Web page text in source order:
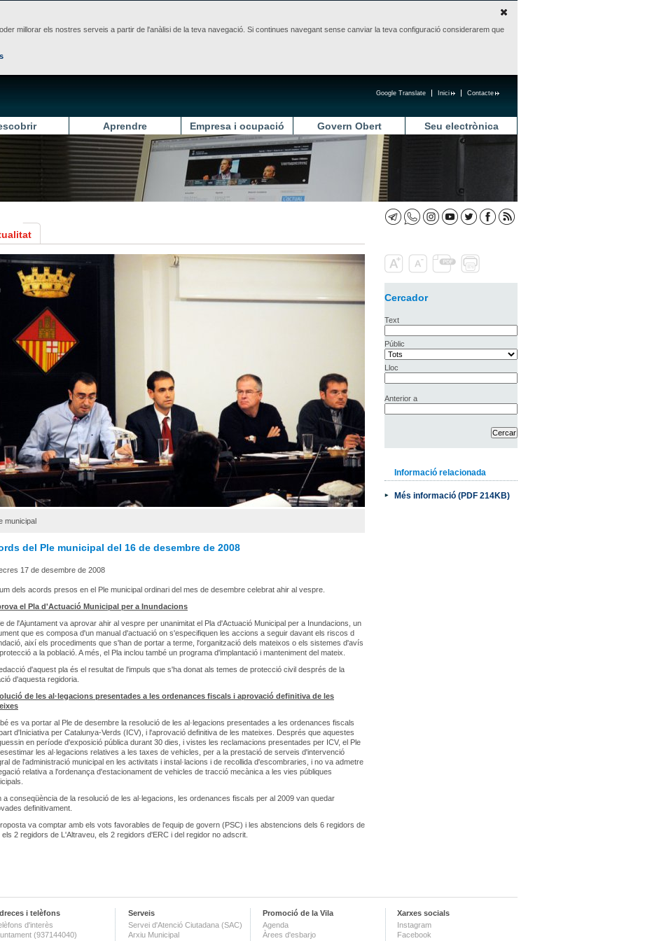
millorar els nostres serveis a partir de l'anàlisi de la teva navegació. Si continues navegant sense canviar la teva configuració considerarem que
Contacte
Inici
Google Translate
Aprendre Empresa i ocupació Govern Obert Seu electrònica
municipal
del Ple municipal del 16 de desembre de 2008
17 de desembre de 2008
dels acords presos en el Ple municipal ordinari del mes de desembre celebrat ahir al vespre.
el Pla d'Actuació Municipal per a Inundacions
de l'Ajuntament va aprovar ahir al vespre per unanimitat el Pla d'Actuació Municipal per a Inundacions, un
que es composa d'un manual d'actuació on s'especifiquen les accions a seguir davant els riscos d
així els procediments que s'han de portar a terme, l'organització dels mateixos o els sistemes d'avís
a la població. A més, el Pla inclou també un programa d'implantació i manteniment del mateix.
d'aquest pla és el resultat de l'impuls que s'ha donat als temes de protecció civil després de la
d'aquesta regidoria.
de les al·legacions presentades a les ordenances fiscals i aprovació definitiva de les
es va portar al Ple de desembre la resolució de les al·legacions presentades a les ordenances fiscals
d'Iniciativa per Catalunya-Verds (ICV), i l'aprovació definitiva de les mateixes. Després que aquestes
en període d'exposició pública durant 30 dies, i vistes les reclamacions presentades per ICV, el Ple
les al·legacions relatives a les taxes de vehicles, per a la prestació de serveis d'intervenció
de l'administració municipal en les activitats i instal·lacions i de recollida d'escombraries, i no va admetre
relativa a l'ordenança d'estacionament de vehicles de tracció mecànica a les vies públiques
a conseqüència de la resolució de les al·legacions, les ordenances fiscals per al 2009 van quedar
definitivament.
va comptar amb els vots favorables de l'equip de govern (PSC) i les abstencions dels 6 regidors de
els 2 regidors de L'Altraveu, els 2 regidors d'ERC i del regidor no adscrit.
Cercador
Text
Públic
Lloc
Anterior a
Informació relacionada
Més informació (PDF 214KB)
i telèfons
d'interès
(937144040)
Serveis
Servei d'Atenció Ciutadana (SAC)
Arxiu Municipal
Promoció de la Vila
Agenda
Àrees d'esbarjo
Xarxes socials
Instagram
Facebook